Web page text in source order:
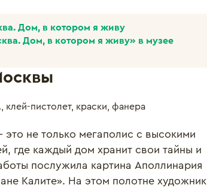
Дом, в котором я живу
Дом, в котором я живу» в музее
клей-пистолет, краски, фанера
не только мегаполис с высокими
где каждый дом хранит свои тайны и
послужила картина Аполлинария
Калите». На этом полотне художник